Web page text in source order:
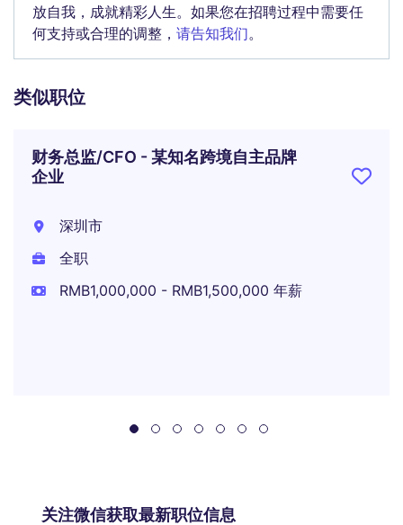
放自我，成就精彩人生。如果您在招聘过程中需要任
何支持或合理的调整， 请告知我们。
类似职位
财务总监/CFO - 某知名跨境自主品牌
企业
深圳市
全职
RMB1,000,000 - RMB1,500,000 年薪
关注微信获取最新职位信息